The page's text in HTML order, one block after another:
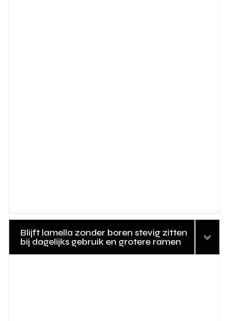
Blijft lamella zonder boren stevig zitten
bij dagelijks gebruik en grotere ramen